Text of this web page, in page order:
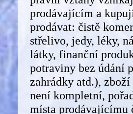
prodávajícím a
prodávat: čistě
střelivo, jedy, léky,
látky, finanční
potraviny bez údání
zahrádky atd.),
není kompletní,
místa prodávajícímu